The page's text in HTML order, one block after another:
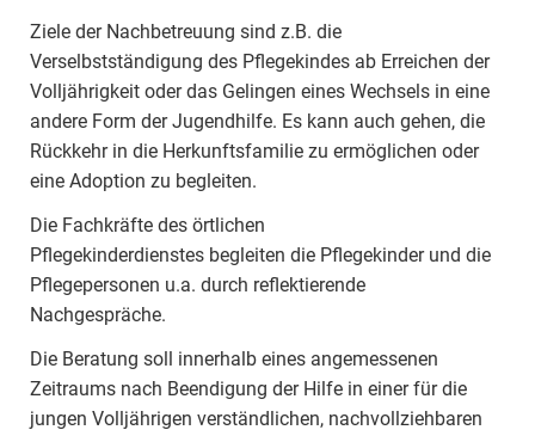
Ziele der Nachbetreuung sind z.B. die
Verselbstständigung des Pflegekindes ab Erreichen der
Volljährigkeit oder das Gelingen eines Wechsels in eine
andere Form der Jugendhilfe. Es kann auch gehen, die
Rückkehr in die Herkunftsfamilie zu ermöglichen oder
eine Adoption zu begleiten.
Die Fachkräfte des örtlichen
Pflegekinderdienstes begleiten die Pflegekinder und die
Pflegepersonen u.a. durch reflektierende
Nachgespräche.
Die Beratung soll innerhalb eines angemessenen
Zeitraums nach Beendigung der Hilfe in einer für die
jungen Volljährigen verständlichen, nachvollziehbaren